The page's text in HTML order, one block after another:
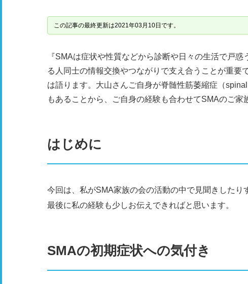
この記事の最終更新は2021年03月10日です。
『SMAは症状や性質などから診断や日々の生活で戸
る人同士の情報交換やつながりで支え合うことが重要
は語ります。大山さんご自身が脊髄性筋萎縮症（
もあることから、ご自身の経験も合わせてSMAのご家
はじめに
今回は、私がSMA家族の会の活動の中で見聞きしたり
最後に私の経験も少しお伝えできればと思います。
SMAの初期症状への気付き